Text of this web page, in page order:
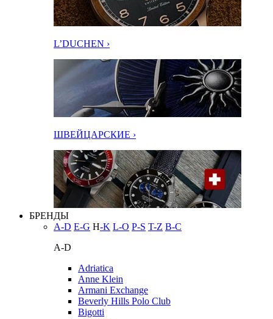
L’DUCHEN ›
ШВЕЙЦАРСКИЕ ›
БРЕНДЫ
A-D E-G H-K L-O P-S T-Z В-С
A-D
Adriatica
Anne Klein
Armani Exchange
Beverly Hills Polo Club
Bigotti